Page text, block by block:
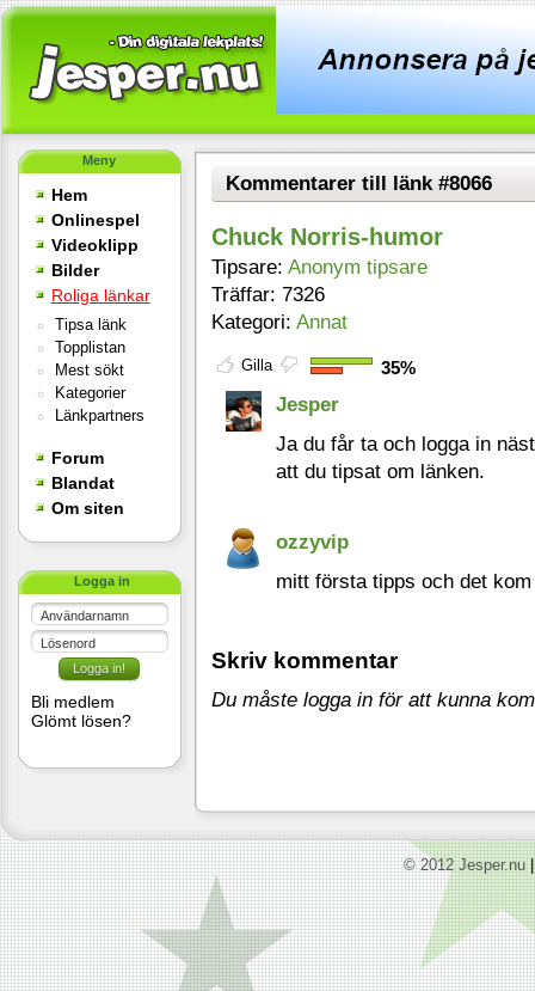
Meny
Hem
Onlinespel
Videoklipp
Bilder
Roliga länkar
Tipsa länk
Topplistan
Mest sökt
Kategorier
Länkpartners
Forum
Blandat
Om siten
Logga in
Användarnamn
Lösenord
Bli medlem
Glömt lösen?
Kommentarer till länk #8066
Chuck Norris-humor
Tipsare: Anonym tipsare
Träffar: 7326
Kategori: Annat
Gilla 35%
Jesper
Ja du får ta och logga in
att du tipsat om länken.
ozzyvip
mitt första tipps och det
Skriv kommentar
Du måste logga in för att kunna
© 2012 Jesper.nu